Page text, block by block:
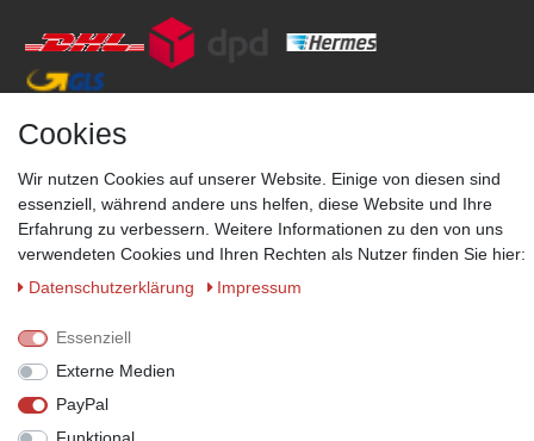
Zahlungsmöglichkeiten
Wir behalten uns das Recht vor im Einzelfall bestimmte
Mehr Informationen
siehe Artikeldetails.
Cookies
Wir nutzen Cookies auf unserer Website. Einige von diesen sind
essenziell, während andere uns helfen, diese Website und Ihre
Erfahrung zu verbessern. Weitere Informationen zu den von uns
verwendeten Cookies und Ihren Rechten als Nutzer finden Sie hier:
Daten­schutz­erklärung
Impressum
Essenziell
Externe Medien
PayPal